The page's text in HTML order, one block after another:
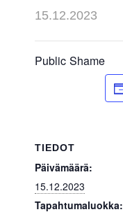
15.12.2023
Public Shame
TIEDOT
Päivämäärä:
15.12.2023
Tapahtumaluokka: